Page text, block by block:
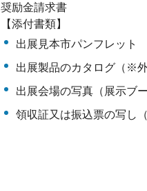
奨励金請求書
【添付書類】
出展見本市パンフレット
出展製品のカタログ（※
出展会場の写真（展示ブ
領収証又は振込票の写し